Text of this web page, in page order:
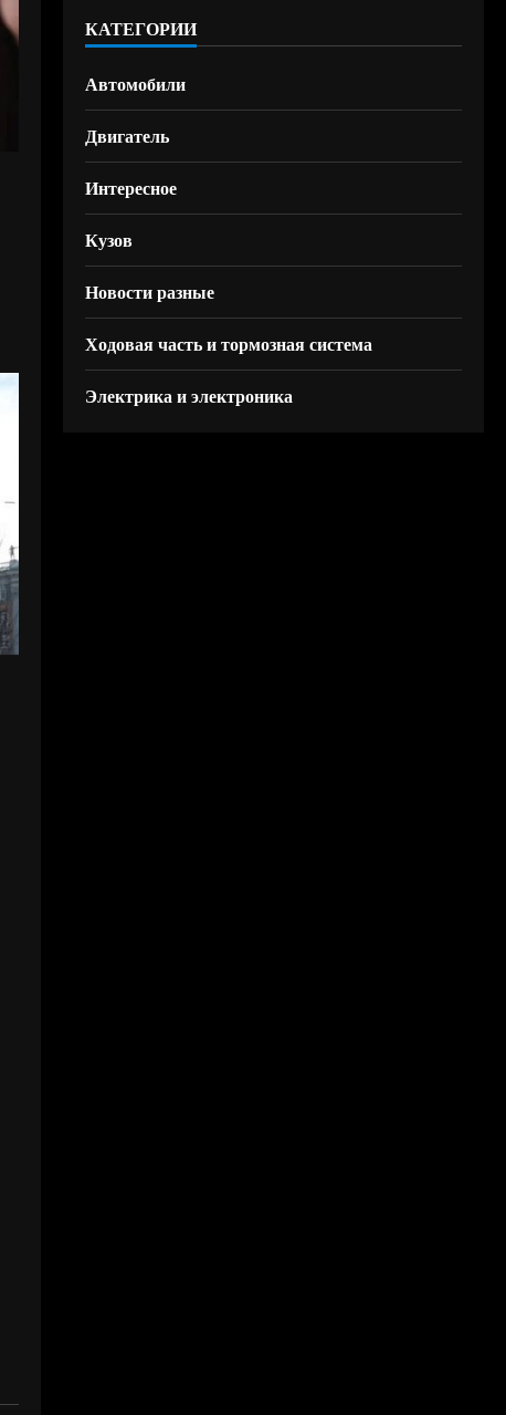
КАТЕГОРИИ
Автомобили
Двигатель
Интересное
Кузов
Новости разные
Ходовая часть и тормозная система
Электрика и электроника